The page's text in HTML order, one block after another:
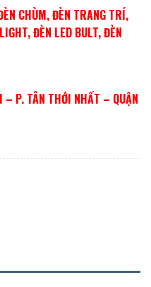
CHÙM, ĐÈN TRANG TRÍ,
ĐÈN LED BULT, ĐÈN
P. TÂN THỚI NHẤT – QUẬN